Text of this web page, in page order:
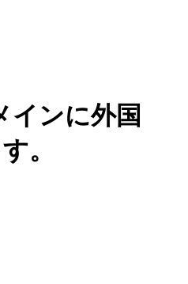
インに外国
。